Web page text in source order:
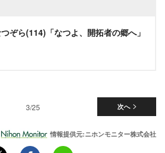
ぞら(114)「なつよ、開拓者の郷へ」
次へ
3/25
情報提供元:ニホンモニター株式会社